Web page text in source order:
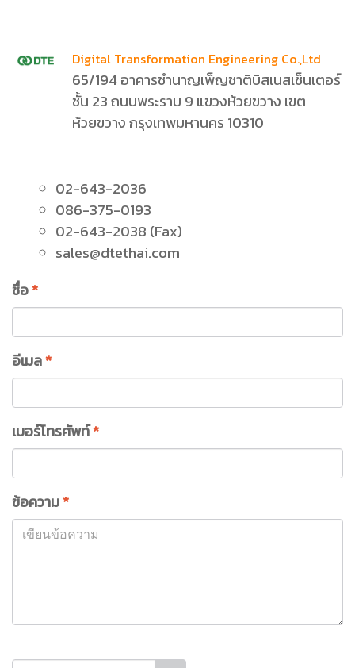
Digital Transformation Engineering Co.,Ltd
65/194 อาคารชำนาญเพ็ญชาติบิสเนสเซ็นเตอร์
ชั้น 23 ถนนพระราม 9 แขวงห้วยขวาง เขต
ห้วยขวาง กรุงเทพมหานคร 10310
02-643-2036
086-375-0193
02-643-2038 (Fax)
sales@dtethai.com
ชื่อ*
อีเมล*
เบอร์โทรศัพท์*
ข้อความ*